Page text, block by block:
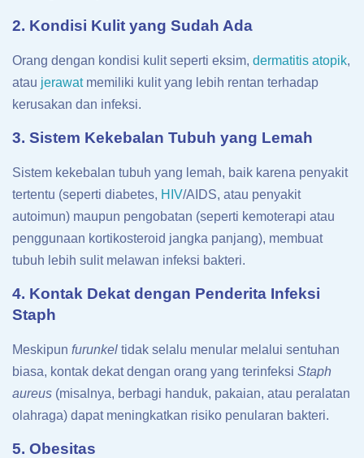
2. Kondisi Kulit yang Sudah Ada
Orang dengan kondisi kulit seperti eksim, dermatitis atopik,
atau jerawatmemiliki kulit yang lebih rentan terhadap
kerusakan dan infeksi.
3. Sistem Kekebalan Tubuh yang Lemah
Sistem kekebalan tubuh yang lemah, baik karena penyakit
tertentu (seperti diabetes, HIV/AIDS, atau penyakit
autoimun) maupun pengobatan (seperti kemoterapi atau
penggunaan kortikosteroid jangka panjang), membuat
tubuh lebih sulit melawan infeksi bakteri.
4. Kontak Dekat dengan Penderita Infeksi
Staph
Meskipun furunkel tidak selalu menular melalui sentuhan
biasa, kontak dekat dengan orang yang terinfeksi Staph
aureus (misalnya, berbagi handuk, pakaian, atau peralatan
olahraga) dapat meningkatkan risiko penularan bakteri.
5. Obesitas